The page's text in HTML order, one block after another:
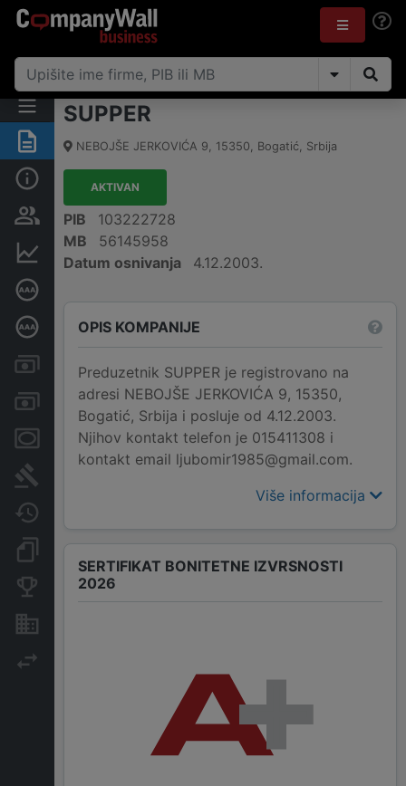
Rezime
Vlasnička struktura
Dubinska bonitetna ocena
Kreditni limit kompanije
Računi i blokade
Menice i zaloge
Dokumenti i objave
Konkurentske kompanije
SUPPER
NEBOJŠE JERKOVIĆA 9, 15350, Bogatić, Srbija
AKTIVAN
PIB
103222728
MB
56145958
Datum osnivanja
4.12.2003.
OPIS KOMPANIJE
Preduzetnik SUPPER je registrovano na
adresi NEBOJŠE JERKOVIĆA 9, 15350,
Bogatić, Srbija i posluje od 4.12.2003.
Njihov kontakt telefon je 015411308 i
kontakt email ljubomir1985@gmail.com.
Više informacija
SERTIFIKAT BONITETNE IZVRSNOSTI
2026